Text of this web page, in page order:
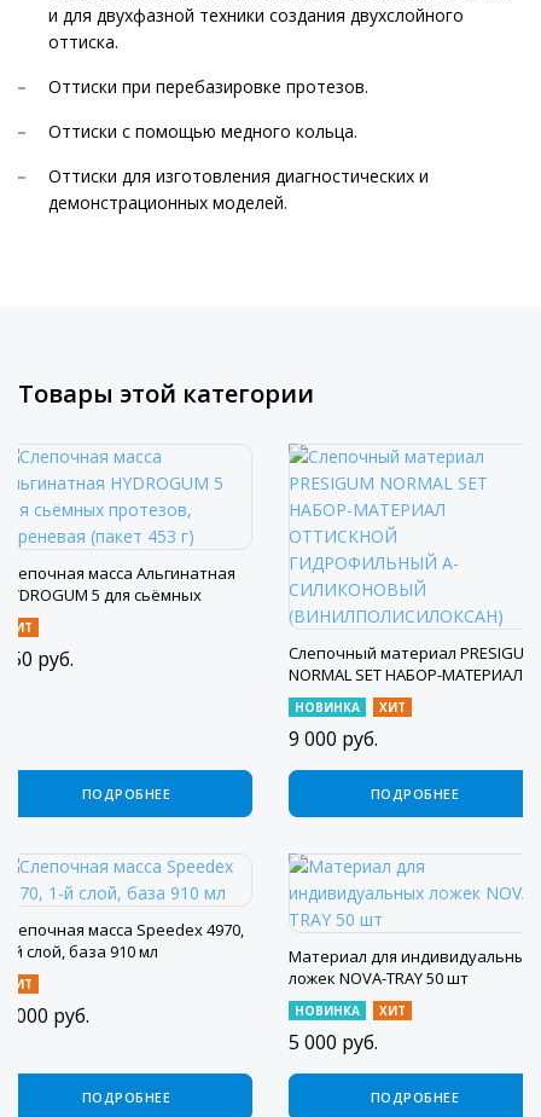
и для двухфазной техники создания двухслойного
оттиска.
Оттиски при перебазировке протезов.
Оттиски с помощью медного кольца.
Оттиски для изготовления диагностических и
демонстрационных моделей.
Товары этой категории
Слепочная масса Альгинатная
HYDROGUM 5 для сьёмных
протезов, сиреневая (пакет 453
ХИТ
850 руб.
ПОДРОБНЕЕ
Слепочный материал PRESIGUM
NORMAL SET НАБОР-МАТЕРИАЛ
ОТТИСКНОЙ ГИДРОФИЛЬНЫЙ А-
СИЛИКОНОВЫЙ
(ВИНИЛПОЛИСИЛОКСАН)
НОВИНКА ХИТ
9 000 руб.
ПОДРОБНЕЕ
Слепочная масса Speedex 4970,
1-й слой, база 910 мл
ХИТ
2 000 руб.
ПОДРОБНЕЕ
Материал для индивидуальных
ложек NOVA-TRAY 50 шт
НОВИНКА ХИТ
5 000 руб.
ПОДРОБНЕЕ